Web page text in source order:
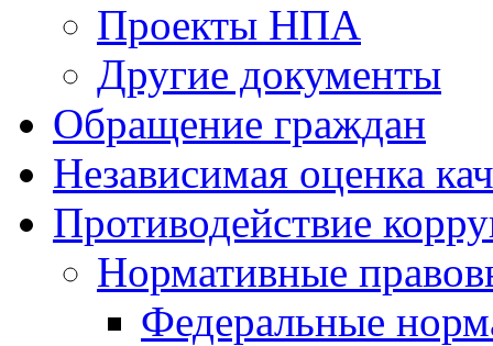
Проекты НПА
Другие документы
Обращение граждан
Независимая оценка
Противодействие
Нормативные
Федеральные